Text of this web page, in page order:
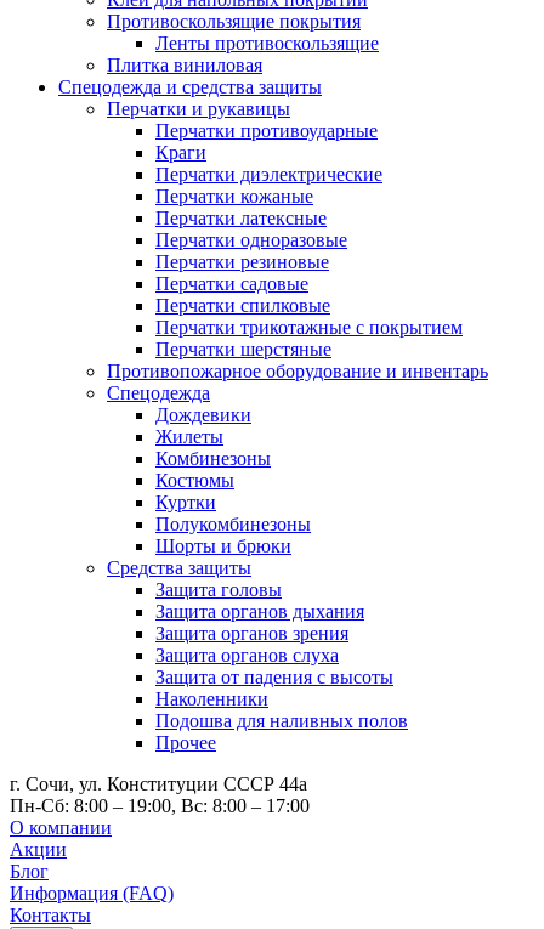
Противоскользящие покрытия
Ленты противоскользящие
Плитка виниловая
Спецодежда и средства защиты
Перчатки и рукавицы
Перчатки противоударные
Краги
Перчатки диэлектрические
Перчатки кожаные
Перчатки латексные
Перчатки одноразовые
Перчатки резиновые
Перчатки садовые
Перчатки спилковые
Перчатки трикотажные с покрытием
Перчатки шерстяные
Противопожарное оборудование и инвентарь
Спецодежда
Дождевики
Жилеты
Комбинезоны
Костюмы
Куртки
Полукомбинезоны
Шорты и брюки
Средства защиты
Защита головы
Защита органов дыхания
Защита органов зрения
Защита органов слуха
Защита от падения с высоты
Наколенники
Подошва для наливных полов
Прочее
г. Сочи, ул. Конституции СССР 44а
Пн-Сб: 8:00 – 19:00, Вс: 8:00 – 17:00
О компании
Акции
Блог
Информация (FAQ)
Контакты